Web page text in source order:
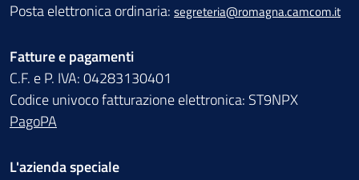
Posta elettronica ordinaria: segreteria@romagna.camcom.it
Fatture e pagamenti
C.F. e P. IVA: 04283130401
Codice univoco fatturazione elettronica: ST9NPX
PagoPA
L'azienda speciale